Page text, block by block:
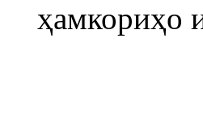
ҳамкориҳо